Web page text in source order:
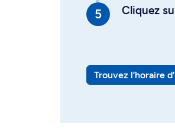
Cliquez
Trouvez l’horaire